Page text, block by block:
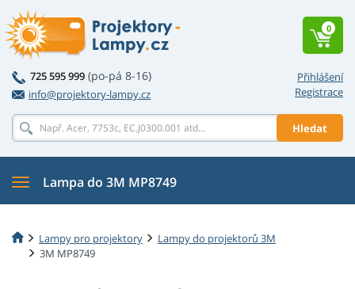
Přihlášení
Registrace
725 595 999 (po-pá 8-16)
info@projektory-lampy.cz
Hledat
0
Lampa do 3M MP8749
Lampy pro projektory
Lampy do projektorů 3M
3M MP8749